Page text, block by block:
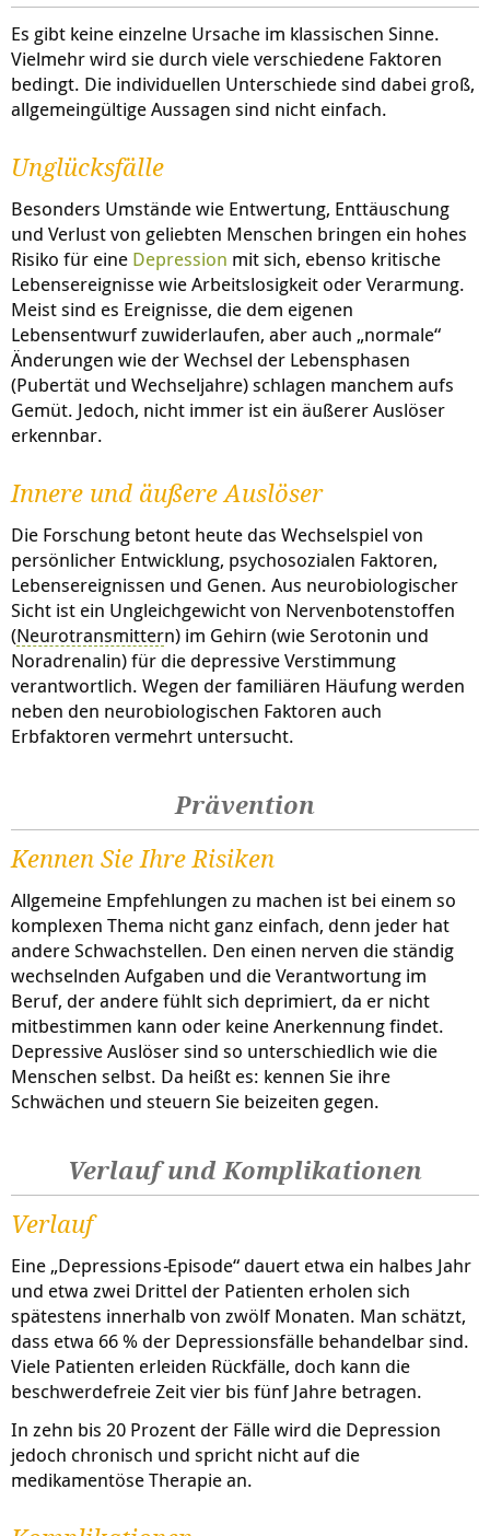
Es gibt keine einzelne Ursache im klassischen Sinne.
Vielmehr wird sie durch viele verschiedene Faktoren
bedingt. Die individuellen Unterschiede sind dabei groß,
allgemeingültige Aussagen sind nicht einfach.
Unglücksfälle
Besonders Umstände wie Entwertung, Enttäuschung
und Verlust von geliebten Menschen bringen ein hohes
Risiko für eine Depression mit sich, ebenso kritische
Lebensereignisse wie Arbeitslosigkeit oder Verarmung.
Meist sind es Ereignisse, die dem eigenen
Lebensentwurf zuwiderlaufen, aber auch „normale“
Änderungen wie der Wechsel der Lebensphasen
(Pubertät und Wechseljahre) schlagen manchem aufs
Gemüt. Jedoch, nicht immer ist ein äußerer Auslöser
erkennbar.
Innere und äußere Auslöser
Die Forschung betont heute das Wechselspiel von
persönlicher Entwicklung, psychosozialen Faktoren,
Lebensereignissen und Genen. Aus neurobiologischer
Sicht ist ein Ungleichgewicht von Nervenbotenstoffen
(Neurotransmittern) im Gehirn (wie Serotonin und
Noradrenalin) für die depressive Verstimmung
verantwortlich. Wegen der familiären Häufung werden
neben den neurobiologischen Faktoren auch
Erbfaktoren vermehrt untersucht.
Prävention
Kennen Sie Ihre Risiken
Allgemeine Empfehlungen zu machen ist bei einem so
komplexen Thema nicht ganz einfach, denn jeder hat
andere Schwachstellen. Den einen nerven die ständig
wechselnden Aufgaben und die Verantwortung im
Beruf, der andere fühlt sich deprimiert, da er nicht
mitbestimmen kann oder keine Anerkennung findet.
Depressive Auslöser sind so unterschiedlich wie die
Menschen selbst. Da heißt es: kennen Sie ihre
Schwächen und steuern Sie beizeiten gegen.
Verlauf und Komplikationen
Verlauf
Eine „Depressions-Episode“ dauert etwa ein halbes Jahr
und etwa zwei Drittel der Patienten erholen sich
spätestens innerhalb von zwölf Monaten. Man schätzt,
dass etwa 66 % der Depressionsfälle behandelbar sind.
Viele Patienten erleiden Rückfälle, doch kann die
beschwerdefreie Zeit vier bis fünf Jahre betragen.
In zehn bis 20 Prozent der Fälle wird die Depression
jedoch chronisch und spricht nicht auf die
medikamentöse Therapie an.